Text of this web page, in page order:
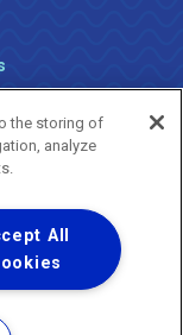
Reservados.
the storing of
analyze
All